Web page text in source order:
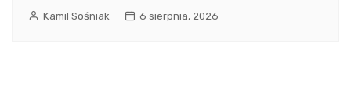
Kamil Sośniak 6 sierpnia, 2026